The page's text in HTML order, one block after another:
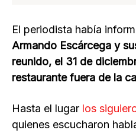
El periodista había
Armando Escárcega y
reunido, el 31 de
restaurante fuera de la
Hasta el lugar los
quienes escucharon